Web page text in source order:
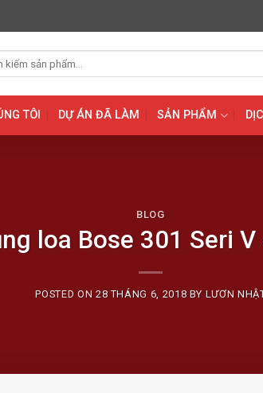
TÔI DỰ ÁN ĐÃ LÀM SẢN PHẨM
BLOG
loa Bose 301 Seri
POSTED ON 28 THÁNG 6, 2018 BY LƯƠN